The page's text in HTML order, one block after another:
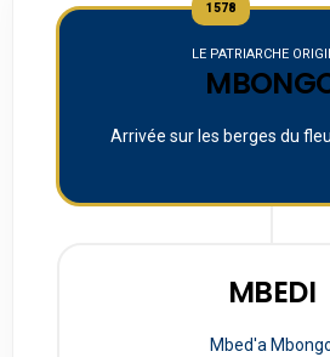
1578
LE PATRIARCHE
Arrivée sur les berges du
MBEDI
Mbed'a